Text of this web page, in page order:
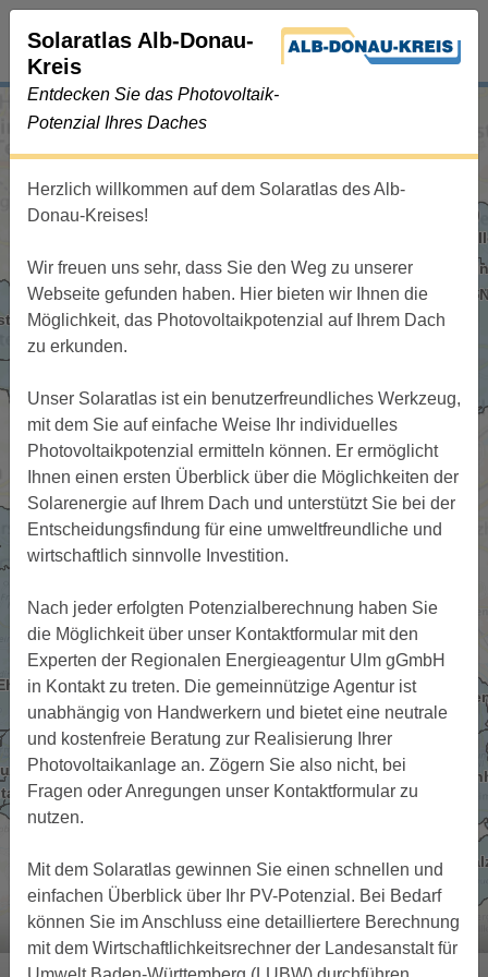
Solaratlas Alb-Donau-
Kreis
Entdecken Sie das Photovoltaik-
Potenzial Ihres Daches
Herzlich willkommen auf dem Solaratlas des Alb-
Donau-Kreises!
Wir freuen uns sehr, dass Sie den Weg zu unserer
Webseite gefunden haben. Hier bieten wir Ihnen die
Möglichkeit, das Photovoltaikpotenzial auf Ihrem Dach
zu erkunden.
Unser Solaratlas ist ein benutzerfreundliches Werkzeug,
mit dem Sie auf einfache Weise Ihr individuelles
Photovoltaikpotenzial ermitteln können. Er ermöglicht
Ihnen einen ersten Überblick über die Möglichkeiten der
Solarenergie auf Ihrem Dach und unterstützt Sie bei der
Entscheidungsfindung für eine umweltfreundliche und
wirtschaftlich sinnvolle Investition.
Nach jeder erfolgten Potenzialberechnung haben Sie
die Möglichkeit über unser Kontaktformular mit den
Experten der Regionalen Energieagentur Ulm gGmbH
in Kontakt zu treten. Die gemeinnützige Agentur ist
unabhängig von Handwerkern und bietet eine neutrale
und kostenfreie Beratung zur Realisierung Ihrer
Photovoltaikanlage an. Zögern Sie also nicht, bei
Fragen oder Anregungen unser Kontaktformular zu
nutzen.
Mit dem Solaratlas gewinnen Sie einen schnellen und
einfachen Überblick über Ihr PV-Potenzial. Bei Bedarf
können Sie im Anschluss eine detailliertere Berechnung
mit dem Wirtschaftlichkeitsrechner der Landesanstalt für
© Hintergrundkarte vomBundesamt für Kartographie und Geodäsie
Ort
Straße Haus-Nr.